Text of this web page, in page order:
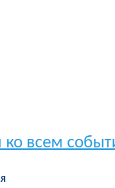
ко всем